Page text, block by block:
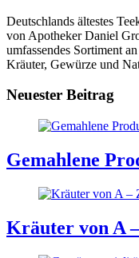
Deutschlands ältestes
von Apotheker Daniel
umfassendes Sortiment
Kräuter, Gewürze und
Neuester Beitrag
Gemahlene
Kräuter von A